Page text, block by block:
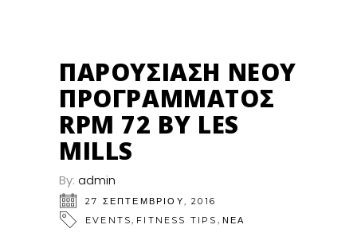
ΠΑΡΟΥΣΊΑΣΗ ΝΈΟΥ
ΠΡΟΓΡΆΜΜΑΤΟΣ
RPM 72 BY LES
MILLS
By: admin
27 ΣΕΠΤΕΜΒΡΊΟΥ, 2016
EVENTS, FITNESS TIPS , ΝΕΑ